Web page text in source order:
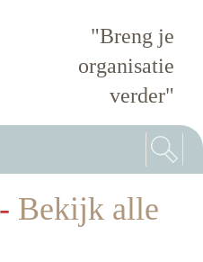
"Breng je
organisatie
verder"
- Bekijk alle